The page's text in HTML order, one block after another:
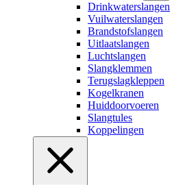
Drinkwaterslangen
Vuilwaterslangen
Brandstofslangen
Uitlaatslangen
Luchtslangen
Slangklemmen
Terugslagkleppen
Kogelkranen
Huiddoorvoeren
Slangtules
Koppelingen